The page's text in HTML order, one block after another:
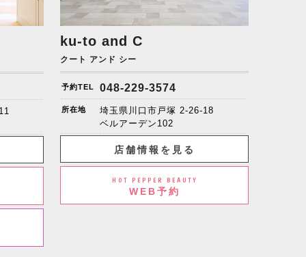
ku-to and C
クート アンド シー
予約TEL 048-229-3574
所在地
埼玉県川口市戸塚 2-26-18
ベルアーデン102
店舗情報を見る
HOT PEPPER BEAUTY
WEB予約